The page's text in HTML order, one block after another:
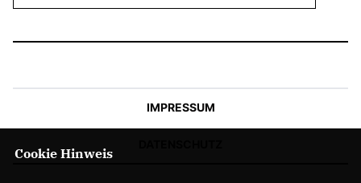
IMPRESSUM
Cookie Hinweis